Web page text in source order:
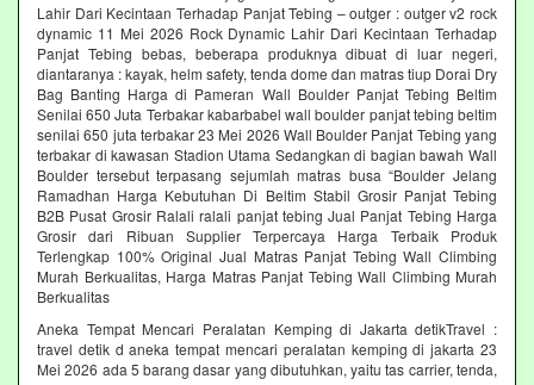
Lahir Dari Kecintaan Terhadap Panjat Tebing – outger : outger v2 rock
dynamic 11 Mei 2026 Rock Dynamic Lahir Dari Kecintaan Terhadap
Panjat Tebing bebas, beberapa produknya dibuat di luar negeri,
diantaranya : kayak, helm safety, tenda dome dan matras tiup Dorai Dry
Bag Banting Harga di Pameran Wall Boulder Panjat Tebing Beltim
Senilai 650 Juta Terbakar kabarbabel wall boulder panjat tebing beltim
senilai 650 juta terbakar 23 Mei 2026 Wall Boulder Panjat Tebing yang
terbakar di kawasan Stadion Utama Sedangkan di bagian bawah Wall
Boulder tersebut terpasang sejumlah matras busa “Boulder Jelang
Ramadhan Harga Kebutuhan Di Beltim Stabil Grosir Panjat Tebing
B2B Pusat Grosir Ralali‎ ralali panjat tebing‎ Jual Panjat Tebing Harga
Grosir dari Ribuan Supplier Terpercaya Harga Terbaik Produk
Terlengkap 100% Original Jual Matras Panjat Tebing Wall Climbing
Murah Berkualitas, Harga Matras Panjat Tebing Wall Climbing Murah
Berkualitas
Aneka Tempat Mencari Peralatan Kemping di Jakarta detikTravel :
travel detik d aneka tempat mencari peralatan kemping di jakarta 23
Mei 2026 ada 5 barang dasar yang dibutuhkan, yaitu tas carrier, tenda,